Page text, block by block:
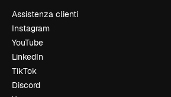
Assistenza clienti
Instagram
YouTube
LinkedIn
TikTok
Discord